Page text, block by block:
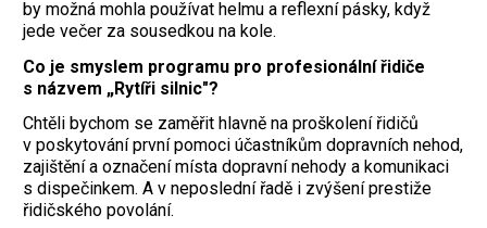
by možná mohla používat helmu a reflexní pásky, když
jede večer za sousedkou na kole.
Co je smyslem programu pro profesionální řidiče
s názvem „Rytíři silnic"?
Chtěli bychom se zaměřit hlavně na proškolení řidičů
v poskytování první pomoci účastníkům dopravních nehod,
zajištění a označení místa dopravní nehody a komunikaci
s dispečinkem. A v neposlední řadě i zvýšení prestiže
řidičského povolání.